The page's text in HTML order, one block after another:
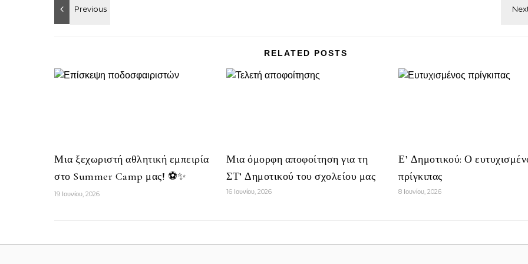
RELATED POSTS
Μια ξεχωριστή αθλητική εμπειρία
στο Summer Camp μας! ⚽✨
19 Ιουνίου, 2026
Μια όμορφη αποφοίτηση για τη
ΣΤ’ Δημοτικού του σχολείου μας
16 Ιουνίου, 2026
Ε’ Δημοτικού: Ο
πρίγκιπας
8 Ιουνίου, 2026